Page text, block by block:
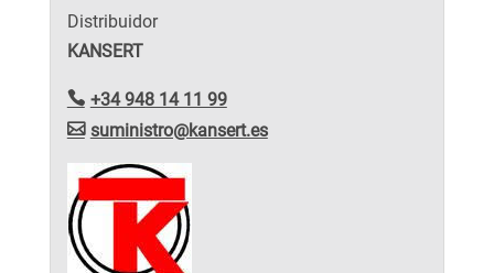
Distribuidor
KANSERT
+34 948 14 11 99
suministro@kansert.es